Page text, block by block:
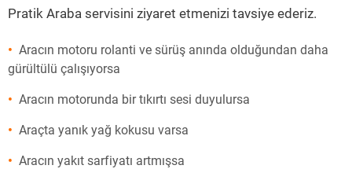
Pratik Araba servisini ziyaret etmenizi tavsiye ederiz.
Aracın motoru rolanti ve sürüş anında olduğundan daha
gürültülü çalışıyorsa
Aracın motorunda bir tıkırtı sesi duyulursa
Araçta yanık yağ kokusu varsa
Aracın yakıt sarfiyatı artmışsa